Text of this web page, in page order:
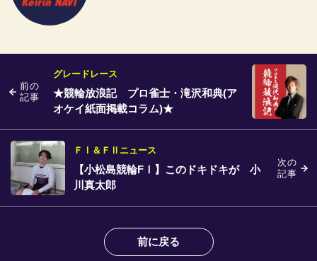
前の
記事
グレードレース
★競輪放浪記 プロ雀士・滝沢和典(ア
オケイ紙面掲載コラム)★
次の
記事
ＦⅠ＆ＦⅡニュース
【小松島競輪FⅠ】このドキドキが 小
川真太郎
前に戻る